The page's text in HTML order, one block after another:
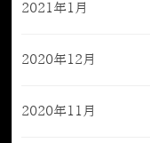
2021年1月
2020年12月
2020年11月